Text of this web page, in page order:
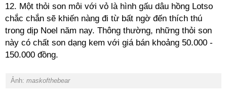
12. Một thỏi son môi với vỏ là hình gấu dâu hồng Lotso
chắc chắn sẽ khiến nàng đi từ bất ngờ đến thích thú
trong dịp Noel năm nay. Thông thường, những thỏi son
này có chất son dạng kem với giá bán khoảng 50.000 -
150.000 đồng.
Ảnh: maskofthebear